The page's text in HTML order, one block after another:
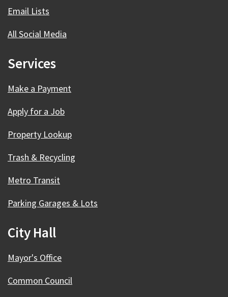
Email Lists
All Social Media
Services
Make a Payment
Apply for a Job
Property Lookup
Trash & Recycling
Metro Transit
Parking Garages & Lots
City Hall
Mayor's Office
Common Council